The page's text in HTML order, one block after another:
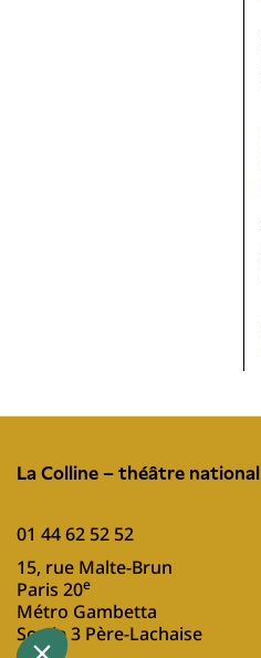
La Colline – théâtre national
01 44 62 52 52
15, rue Malte-Brun
Paris 20e
Métro Gambetta
Sortie 3 Père-Lachaise